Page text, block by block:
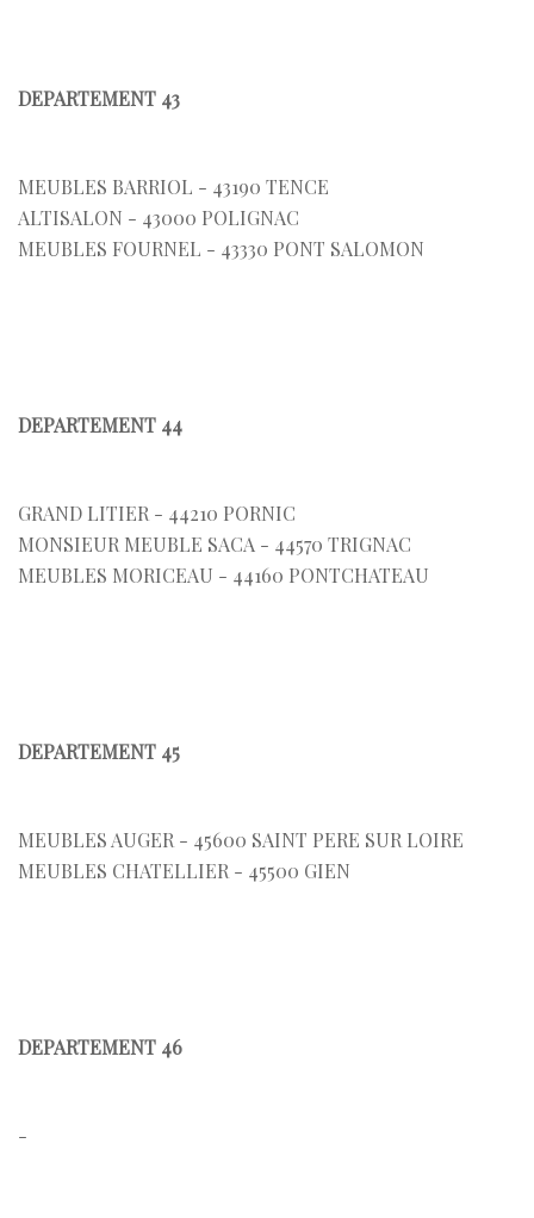
DEPARTEMENT 43
MEUBLES BARRIOL - 43190 TENCE
ALTISALON - 43000 POLIGNAC
MEUBLES FOURNEL - 43330 PONT SALOMON
DEPARTEMENT 44
GRAND LITIER - 44210 PORNIC
MONSIEUR MEUBLE SACA - 44570 TRIGNAC
MEUBLES MORICEAU - 44160 PONTCHATEAU
DEPARTEMENT 45
MEUBLES AUGER - 45600 SAINT PERE SUR LOIRE
MEUBLES CHATELLIER - 45500 GIEN
DEPARTEMENT 46
-